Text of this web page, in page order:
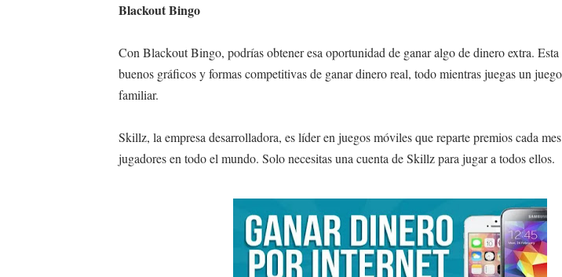
Blackout Bingo
Con Blackout Bingo, podrías obtener esa oportunidad de ganar algo de dinero extra.
buenos gráficos y formas competitivas de ganar dinero real, todo mientras juegas un
familiar.
Skillz, la empresa desarrolladora, es líder en juegos móviles que reparte premios cada
jugadores en todo el mundo. Solo necesitas una cuenta de Skillz para jugar a todos ellos.